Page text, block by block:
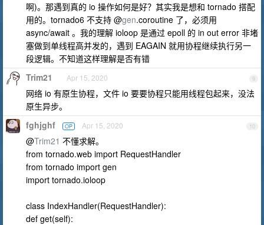
啊)。那遇到真的 io 操作如何是好？其实我是想和 tornado 搭配
用的。tornado6 不支持 @gen.coroutine 了，必须用
async/await 。我的理解 ioloop 是通过 epoll 的 in out error 非堵
塞做到单线程高并发的，遇到 EAGAIN 就用协程继续执行另一
段逻辑。不知道这样理解是否有错
9
Trim21 Apr 15, 2020
网络 io 有原生协程，文件 io 要要协程只能用线程包起来，没法
原生异步。
10
fghjghf OP Apr 15, 2020
@Trim21 不懂求解。
from tornado.web import RequestHandler
from tornado import gen
import tornado.ioloop
class IndexHandler(RequestHandler):
def get(self):